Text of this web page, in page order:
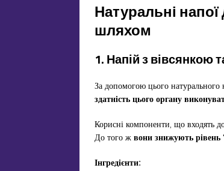
Натуральні
шляхом
1. Напій з вівсянкою
За допомогою цього
здатність цього органу
Корисні компоненти, що входять
До того жвони знижують рівень
Інгредієнти: